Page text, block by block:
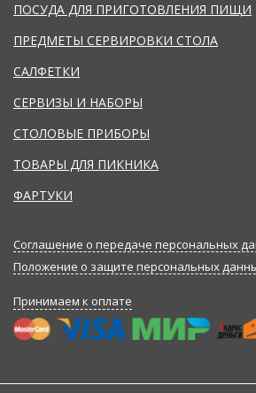
ПОСУДА ДЛЯ ПРИГОТОВЛЕНИЯ ПИЩИ
ПРЕДМЕТЫ СЕРВИРОВКИ СТОЛА
САЛФЕТКИ
СЕРВИЗЫ И НАБОРЫ
СТОЛОВЫЕ ПРИБОРЫ
ТОВАРЫ ДЛЯ ПИКНИКА
ФАРТУКИ
Соглашение о передаче персональных
Положение о защите персональных
Принимаем к оплате